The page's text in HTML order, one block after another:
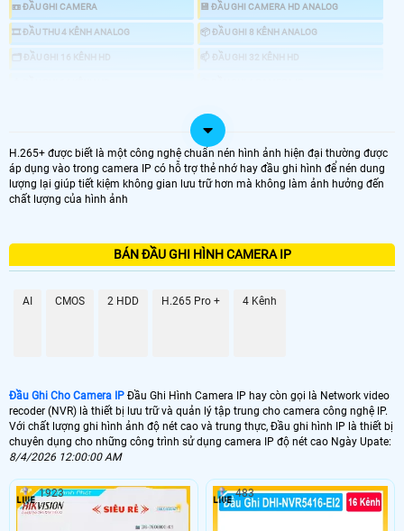
📼 ĐẦU GHI CAMERA 💾 ĐẦU GHI CAMERA HD ANALOG
🎞 ĐẦU THU 4 KÊNH ANALOG 📦 ĐẦU GHI 8 KÊNH ANALOG
🗂 ĐẦU GHI 16 KÊNH HD 📫 ĐẦU GHI 32 KÊNH HD
🎞 ĐẦU THU 64 CAMERA IP
♋ GIÁ LẮP ĐÂU GHI CAMERA IP
LOẠI ĐẦU GHI CAMERA IP
1.800.000 VNĐ KX-A4K8118N2
🗄 Đầu Ghi Camera IP 4 kênh Hikvision
1.500,000 VNĐ DS 7104NI Q14PM
H.265+ được biết là một công nghệ chuẩn nén hình ảnh hiện đại thường được
áp dụng vào trong camera IP có hỗ trợ thẻ nhớ hay đầu ghi hình để nén dung
lượng lại giúp tiết kiệm không gian lưu trữ hơn mà không làm ảnh hưởng đến
chất lượng của hình ảnh
BÁN ĐẦU GHI HÌNH CAMERA IP
AI CMOS 2 HDD H.265 Pro + 4 Kênh
Đầu Ghi Cho Camera IP Đầu Ghi Hình Camera IP hay còn gọi là Network video
recoder (NVR) là thiết bị lưu trữ và quản lý tập trung cho camera công nghệ IP.
Với chất lượng ghi hình ảnh độ nét cao và trung thực, Đầu ghi hình IP là thiết bị
chuyên dụng cho những công trình sử dụng camera IP độ nét cao Ngày Upate:
8/4/2026 12:00:00 AM
1923 483